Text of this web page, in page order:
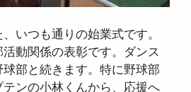
いつも通りの始業式です。
動関係の表彰です。ダンス
部と続きます。特に野球部
ンの小林くんから、応援へ